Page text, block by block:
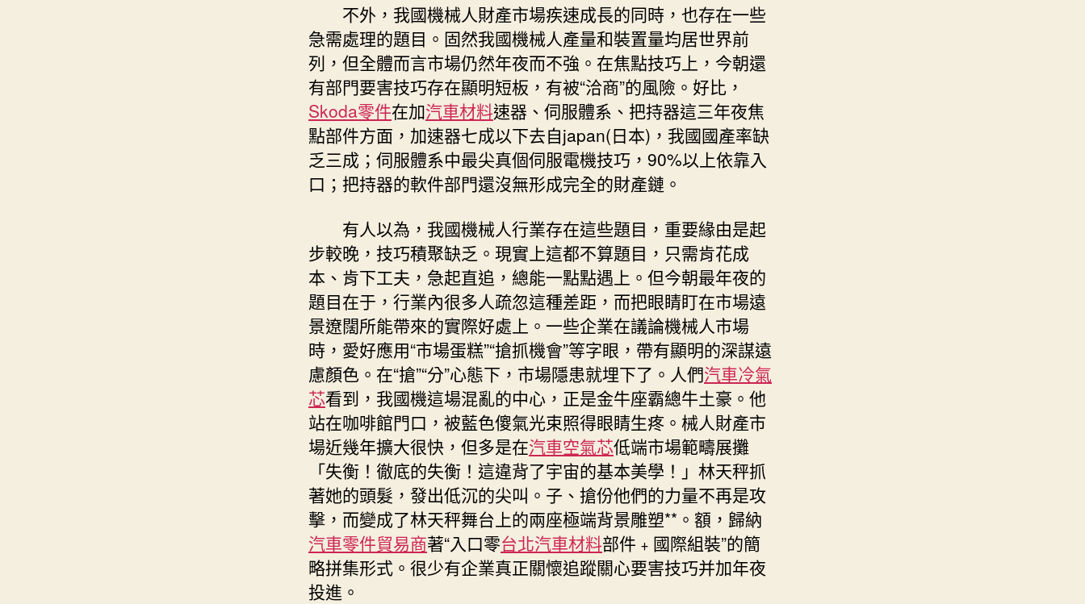
不外，我國機械人財產市場疾速成長的同時，也存在一些
急需處理的題目。固然我國機械人產量和裝置量均居世界前
列，但全體而言市場仍然年夜而不強。在焦點技巧上，今朝還
有部門要害技巧存在顯明短板，有被“洽商”的風險。好比，
Skoda零件在加汽車材料速器、伺服體系、把持器這三年夜焦
點部件方面，加速器七成以下去自japan(日本)，我國國產率缺
乏三成；伺服體系中最尖真個伺服電機技巧，90%以上依靠入
口；把持器的軟件部門還沒無形成完全的財產鏈。
有人以為，我國機械人行業存在這些題目，重要緣由是起
步較晚，技巧積聚缺乏。現實上這都不算題目，只需肯花成
本、肯下工夫，急起直追，總能一點點遇上。但今朝最年夜的
題目在于，行業內很多人疏忽這種差距，而把眼睛盯在市場遠
景遼闊所能帶來的實際好處上。一些企業在議論機械人市場
時，愛好應用“市場蛋糕”“搶抓機會”等字眼，帶有顯明的深謀遠
慮顏色。在“搶”“分”心態下，市場隱患就埋下了。人們汽車冷氣
芯看到，我國機這場混亂的中心，正是金牛座霸總牛土豪。他
站在咖啡館門口，被藍色傻氣光束照得眼睛生疼。械人財產市
場近幾年擴大很快，但多是在汽車空氣芯低端市場範疇展攤
「失衡！徹底的失衡！這違背了宇宙的基本美學！」林天秤抓
著她的頭髮，發出低沉的尖叫。子、搶份他們的力量不再是攻
擊，而變成了林天秤舞台上的兩座極端背景雕塑**。額，歸納
汽車零件貿易商著“入口零台北汽車材料部件﹢國際組裝”的簡
略拼集形式。很少有企業真正關懷追蹤關心要害技巧并加年夜
投進。